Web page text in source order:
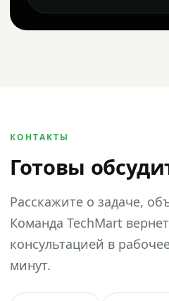
КОНТАКТЫ
Готовы
Расскажите о задаче,
Команда TechMart
консультацией в
минут.